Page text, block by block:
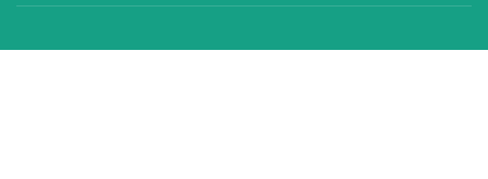
Політика конфіденційності та захисту персональних даних